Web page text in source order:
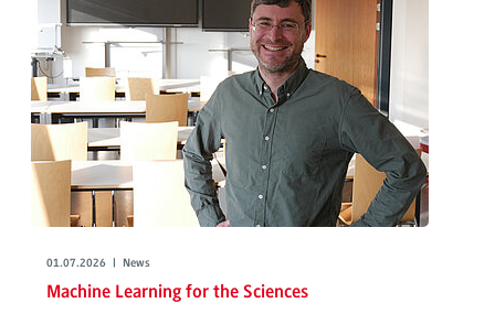
01.07.2026 | News
Machine Learning for the Sciences